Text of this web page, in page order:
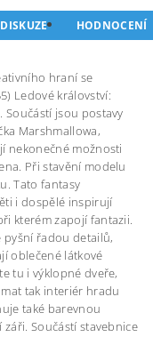
DISKUZE HODNOCENÍ
hraní se
Ledové království:
Součástí jsou postavy
Marshmallowa,
nekonečné možnosti
Při stavění modelu
Tato fantasy
i dospělé inspirují
kterém zapojí fantazii.
pyšní řadou detailů,
oblečené látkové
tu i výklopné dveře,
tak interiér hradu
také barevnou
Součástí stavebnice